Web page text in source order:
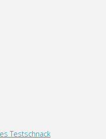
Testschnack